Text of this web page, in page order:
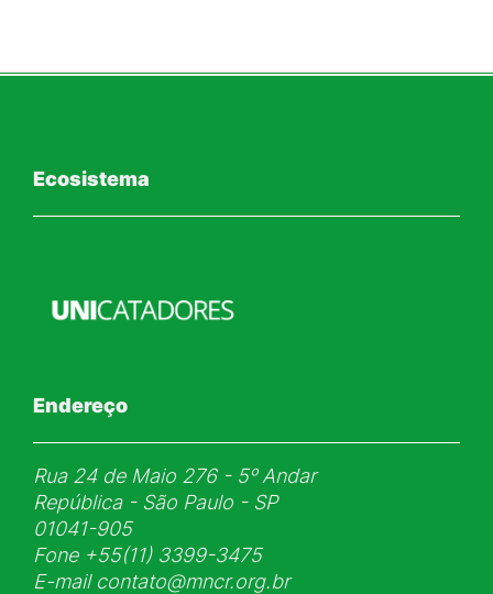
Ecosistema
Endereço
Rua 24 de Maio 276 - 5ᵒ Andar
República - São Paulo - SP
01041-905
Fone+55(11) 3399-3475
E-mail contato@mncr.org.br